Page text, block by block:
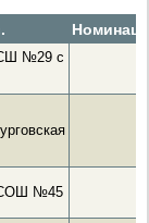
№29 с
№45